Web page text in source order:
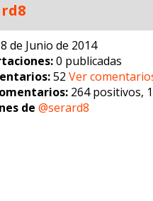
de Junio de 2014
0 publicadas
52 Ver
264 positivos,
de @serard8